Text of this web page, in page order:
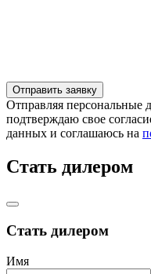
Отправляя персональные
подтверждаю свое
данных и соглашаюсь на
Стать дилером
Стать дилером
Имя